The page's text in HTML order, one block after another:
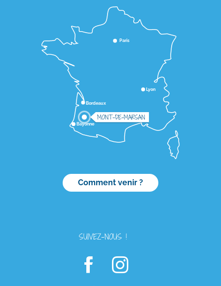
Lyon
Bordeaux
Paris
Bayonne
MONT-DE-MARSAN
Comment venir ?
SUIVEZ-NOUS !